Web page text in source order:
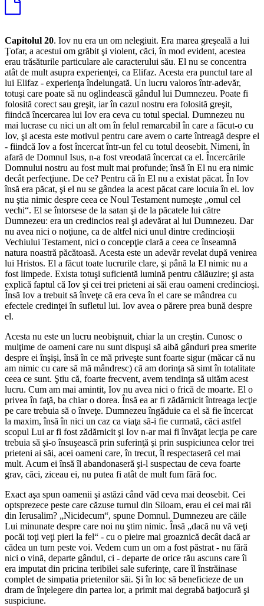
Capitolul 20. Iov nu era un om nelegiuit. Era marea greşeală a lui
Ţofar, a acestui om grăbit şi violent, căci, în mod evident, acestea
erau trăsăturile particulare ale caracterului său. El nu se concentra
atât de mult asupra experienţei, ca Elifaz. Acesta era punctul tare al
lui Elifaz - experienţa îndelungată. Un lucru valoros într-adevăr,
totuşi care poate să nu oglindească gândul lui Dumnezeu. Poate fi
folosită corect sau greşit, iar în cazul nostru era folosită greşit,
fiindcă încercarea lui Iov era ceva cu totul special. Dumnezeu nu
mai lucrase cu nici un alt om în felul remarcabil în care a făcut-o cu
Iov, şi acesta este motivul pentru care avem o carte întreagă despre el
- fiindcă Iov a fost încercat într-un fel cu totul deosebit. Nimeni, în
afară de Domnul Isus, n-a fost vreodată încercat ca el. Încercările
Domnului nostru au fost mult mai profunde; însă în El nu era nimic
decât perfecţiune. De ce? Pentru că în El nu a existat păcat. În Iov
însă era păcat, şi el nu se gândea la acest păcat care locuia în el. Iov
nu ştia nimic despre ceea ce Noul Testament numeşte „omul cel
vechi“. El se întorsese de la satan şi de la păcatele lui către
Dumnezeu: era un credincios real şi adevărat al lui Dumnezeu. Dar
nu avea nici o noţiune, ca de altfel nici unul dintre credincioşii
Vechiului Testament, nici o concepţie clară a ceea ce înseamnă
natura noastră păcătoasă. Acesta este un adevăr revelat după venirea
lui Hristos. El a făcut toate lucrurile clare, şi până la El nimic nu a
fost limpede. Exista totuşi suficientă lumină pentru călăuzire; şi asta
explică faptul că Iov şi cei trei prieteni ai săi erau oameni credincioşi.
Însă Iov a trebuit să înveţe că era ceva în el care se mândrea cu
efectele credinţei în sufletul lui. Iov avea o părere prea bună despre
el.
Acesta nu este un lucru neobişnuit, chiar la un creştin. Cunosc o
mulţime de oameni care nu sunt dispuşi să aibă gânduri prea smerite
despre ei înşişi, însă în ce mă priveşte sunt foarte sigur (măcar că nu
am nimic cu care să mă mândresc) că am dorinţa să simt în totalitate
ceea ce sunt. Ştiu că, foarte frecvent, avem tendinţa să uităm acest
lucru. Cum am mai amintit, Iov nu avea nici o frică de moarte. El o
privea în faţă, ba chiar o dorea. Însă ea ar fi zădărnicit întreaga lecţie
pe care trebuia să o înveţe. Dumnezeu îngăduie ca el să fie încercat
la maxim, însă în nici un caz ca viaţa să-i fie curmată, căci astfel
scopul Lui ar fi fost zădărnicit şi Iov n-ar mai fi învăţat lecţia pe care
trebuia să şi-o însuşească prin suferinţă şi prin suspiciunea celor trei
prieteni ai săi, acei oameni care, în trecut, îl respectaseră cel mai
mult. Acum ei însă îl abandonaseră şi-l suspectau de ceva foarte
grav, căci, ziceau ei, nu putea fi atât de mult fum fără foc.
Exact aşa spun oamenii şi astăzi când văd ceva mai deosebit. Cei
optsprezece peste care căzuse turnul din Siloam, erau ei cei mai răi
din Ierusalim? „Nicidecum“, spune Domnul. Dumnezeu are căile
Lui minunate despre care noi nu ştim nimic. Însă „dacă nu vă veţi
pocăi toţi veţi pieri la fel“ - cu o pieire mai groaznică decât dacă ar
cădea un turn peste voi. Vedem cum un om a fost păstrat - nu fără
nici o vină, departe gândul, ci - departe de orice rău ascuns care îi
era imputat din pricina teribilei sale suferinţe, care îl înstrăinase
complet de simpatia prietenilor săi. Şi în loc să beneficieze de un
dram de înţelegere din partea lor, a primit mai degrabă batjocură şi
suspiciune.